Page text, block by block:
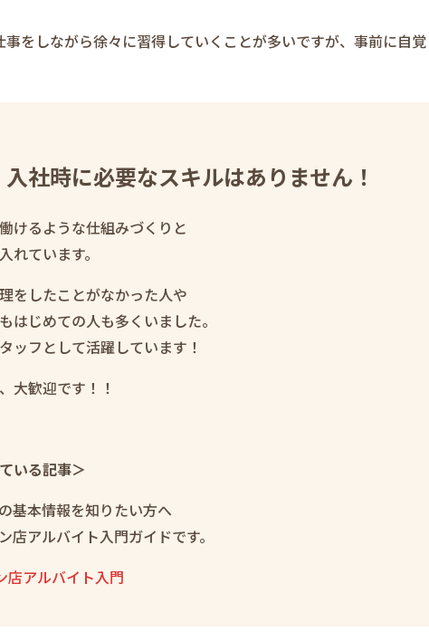
をしながら徐々に習得していくことが多いですが、事前に自
社時に必要なスキルはありません！
けるような仕組みづくりと
れています。
をしたことがなかった人や
はじめての人も多くいました。
ッフとして活躍しています！
大歓迎です！！
いる記事＞
基本情報を知りたい方へ
店アルバイト入門ガイドです。
店アルバイト入門